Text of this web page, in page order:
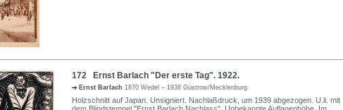
172 Ernst Barlach "Der erste Tag". 1922.
Ernst Barlach 1870 Wedel – 1938 Güstrow/Mecklenburg
Holzschnitt auf Japan. Unsigniert. Nachlaßdruck, um 1939 abgezogen. U.li. mit